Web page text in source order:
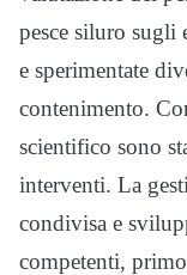
pesce siluro sugli
e sperimentate
contenimento.
scientifico sono
interventi. La
condivisa e
competenti,